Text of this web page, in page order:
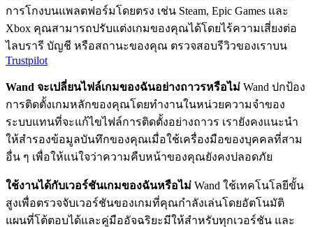
การโกงบนแพลตฟอร์มโดยตรง เช่น Steam, Epic Games และ
Xbox คุณสามารถปรับแต่งเกมของคุณได้โดยไร้ความเสี่ยงต่อ
ไลบรารี บัญชี หรือสถานะของคุณ ตรวจสอบรีวิวของเราบน
Trustpilot
Wand จะเปลี่ยนไฟล์เกมของฉันอย่างถาวรหรือไม่ Wand ปกป้อง
การติดตั้งเกมหลักของคุณโดยทำงานในหน่วยความจำของ
ระบบแทนที่จะแก้ไขไฟล์การติดตั้งอย่างถาวร เรายังคงแนะนำ
ให้สำรองข้อมูลบันทึกของคุณเมื่อใช้เครื่องมือของบุคคลที่สาม
อื่น ๆ เพื่อให้แน่ใจว่าความคืบหน้าของคุณยังคงปลอดภัย
ใช้งานได้กับเวอร์ชันเกมของฉันหรือไม่ Wand ใช้เทคโนโลยีขั้น
สูงเพื่อตรวจจับเวอร์ชันของเกมที่คุณกำลังเล่นโดยอัตโนมัติ
แผนที่โต้ตอบได้และคู่มืออัจฉริยะมีให้สำหรับทุกเวอร์ชัน และ